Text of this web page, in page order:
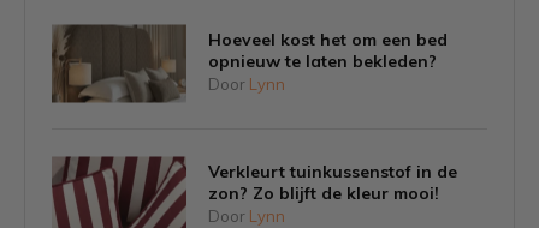
Hoeveel kost het om een bed
opnieuw te laten bekleden?
Door Lynn
Verkleurt tuinkussenstof in de
zon? Zo blijft de kleur mooi!
Door Lynn